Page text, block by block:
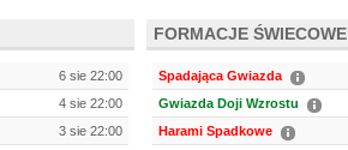
6 sie 22:00
4 sie 22:00
3 sie 22:00
FORMACJE ŚWIECOWE
Spadająca Gwiazda
Gwiazda Doji Wzrostu
Harami Spadkowe